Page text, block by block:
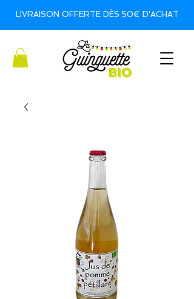
LIVRAISON OFFERTE DÈS 50€ D'ACHAT